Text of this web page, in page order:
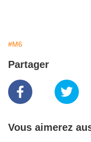
#M6
Partager
Vous aimerez